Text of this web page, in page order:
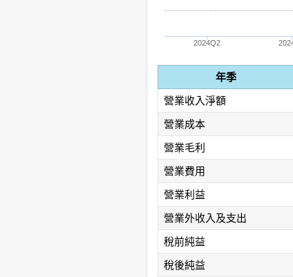
2024Q2
年季
營業收入淨額
營業成本
營業毛利
營業費用
營業利益
營業外收入及支出
稅前純益
稅後純益